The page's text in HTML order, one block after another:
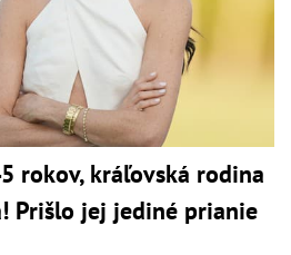
rokov, kráľovská rodina
Prišlo jej jediné prianie